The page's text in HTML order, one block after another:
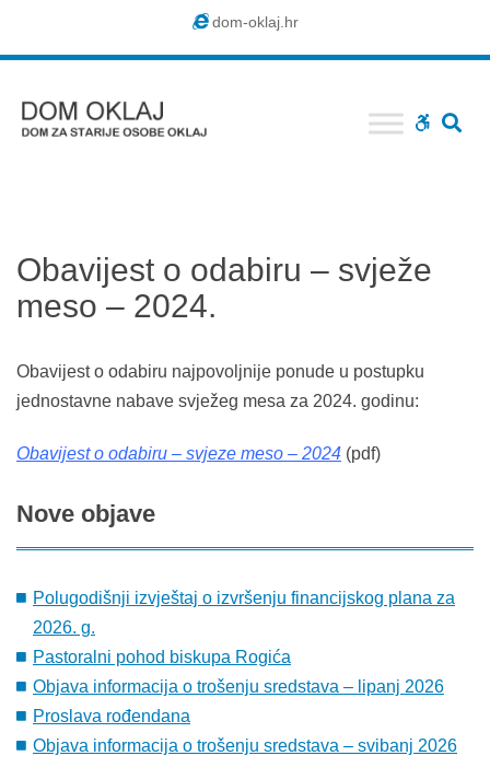
dom-oklaj.hr
WCAG
Obavijest o odabiru – svježe
meso – 2024.
Obavijest o odabiru najpovoljnije ponude u postupku
jednostavne nabave svježeg mesa za 2024. godinu:
Obavijest o odabiru – svjeze meso – 2024 (pdf)
Nove objave
Polugodišnji izvještaj o izvršenju financijskog plana za
2026. g.
Pastoralni pohod biskupa Rogića
Objava informacija o trošenju sredstava – lipanj 2026
Proslava rođendana
Objava informacija o trošenju sredstava – svibanj 2026